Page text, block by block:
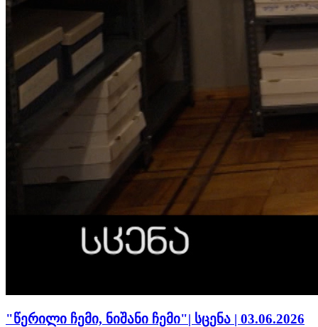
"წერილი ჩემი, ნიშანი ჩემი"| სცენა | 03.06.2026